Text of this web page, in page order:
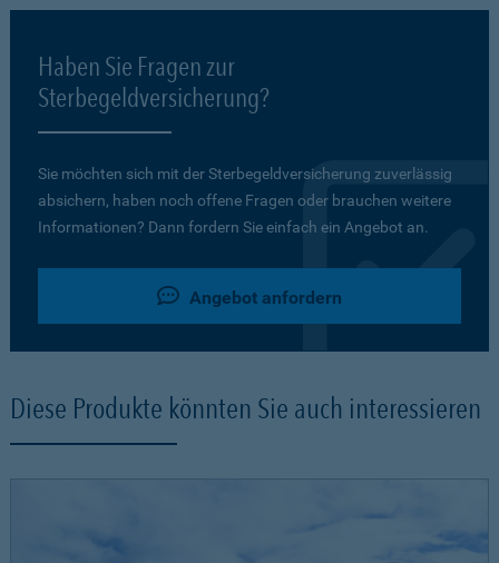
Haben Sie Fragen zur
Sterbegeldversicherung?
Sie möchten sich mit der Sterbegeldversicherung zuverlässig
absichern, haben noch offene Fragen oder brauchen weitere
Informationen? Dann fordern Sie einfach ein Angebot an.
Angebot anfordern
Diese Produkte könnten Sie auch interessieren